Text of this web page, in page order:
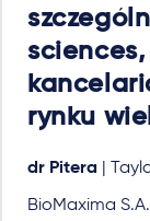
rynku
dr Pitera |
BioMaxima